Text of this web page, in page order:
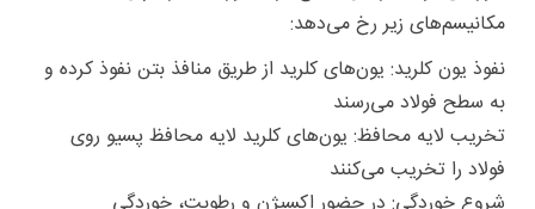
مکانیسم‌های زیر رخ می‌دهد:
نفوذ یون کلرید: یون‌های کلرید از طریق منافذ بتن نفوذ کرده و
به سطح فولاد می‌رسند
تخریب لایه محافظ: یون‌های کلرید لایه محافظ پسیو روی
فولاد را تخریب می‌کنند